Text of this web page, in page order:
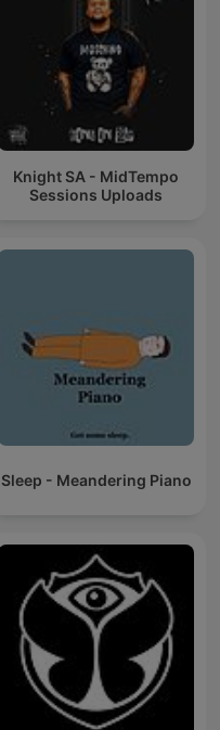
Knight SA - MidTempo
Sessions Uploads
Sleep - Meandering Piano